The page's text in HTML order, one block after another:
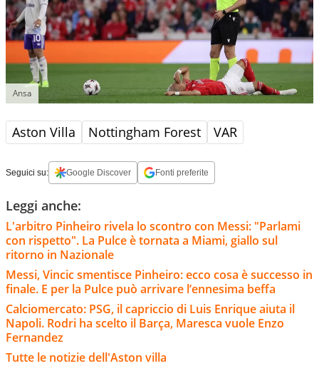
Ansa
Aston Villa Nottingham Forest VAR
Seguici su: Google Discover Fonti preferite
Leggi anche:
L'arbitro Pinheiro rivela lo scontro con Messi: "Parlami
con rispetto". La Pulce è tornata a Miami, giallo sul
ritorno in Nazionale
Messi, Vincic smentisce Pinheiro: ecco cosa è successo in
finale. E per la Pulce può arrivare l’ennesima beffa
Calciomercato: PSG, il capriccio di Luis Enrique aiuta il
Napoli. Rodri ha scelto il Barça, Maresca vuole Enzo
Fernandez
Tutte le notizie dell'Aston villa